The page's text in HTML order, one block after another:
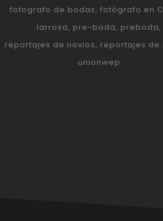
fotografo de bodas fotógrafo en
larrosa pre-boda preboda
reportajes de novios reportajes de
unionwep